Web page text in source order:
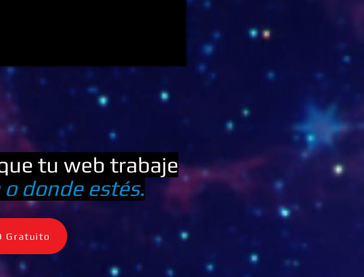
tu web trabaje
donde estés.
Gratuito